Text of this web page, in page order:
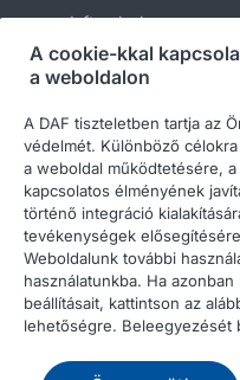
daftrucks.hu
Egyéb DAF webhelyek
© 2026 DAF Legal
General conditions
A cookie-kkal
a weboldalon
A DAF tiszteletben tartja az
védelmét. Különböző
a weboldal működtetésére,
kapcsolatos élményének
történő integráció
tevékenységek
Weboldalunk további
használatunkba. Ha
beállításait, kattintson az
lehetőségre. Beleegyezését